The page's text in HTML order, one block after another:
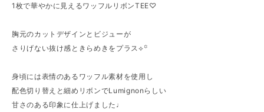
1枚で華やかに見えるワッフルリボンTEE♡
胸元のカットデザインとビジューが
さりげない抜け感ときらめきをプラス⟡꙳
身頃には表情のあるワッフル素材を使用し
配色切り替えと細めリボンでLumignonらしい
甘さのある印象に仕上げました♩